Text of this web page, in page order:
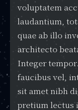
voluptatem
laudantium,
quae ab illo
architecto
Integer
faucibus vel,
sit amet nibh
pretium lectus